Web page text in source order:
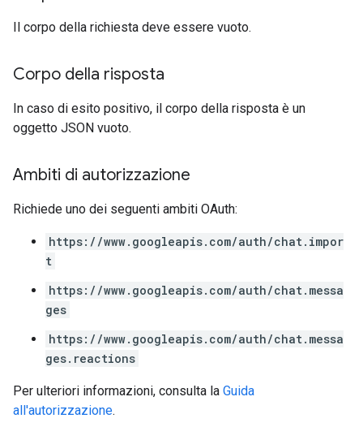
Il corpo della richiesta deve essere vuoto.
Corpo della risposta
In caso di esito positivo, il corpo della risposta è un
oggetto JSON vuoto.
Ambiti di autorizzazione
Richiede uno dei seguenti ambiti OAuth:
https://www.googleapis.com/auth/chat.impor
t
https://www.googleapis.com/auth/chat.messa
ges
https://www.googleapis.com/auth/chat.messa
ges.reactions
Per ulteriori informazioni, consulta la Guida
all'autorizzazione.